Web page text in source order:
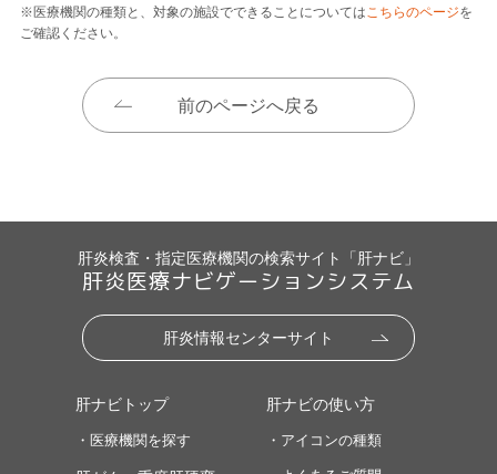
※医療機関の種類と、対象の施設でできることについてはこちらのページを
ご確認ください。
前のページへ戻る
肝炎検査・指定医療機関の検索サイト「肝ナビ」
肝炎医療ナビゲーションシステム
肝炎情報センターサイト
肝ナビトップ
・医療機関を探す
肝ナビの使い方
・アイコンの種類